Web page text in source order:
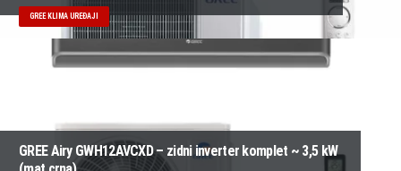
GREE KLIMA UREĐAJI
GREE Airy GWH12AVCXD – zidni inverter komplet ~ 3,5 kW